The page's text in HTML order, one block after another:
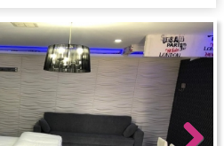
חדרים לפי שעה בנגב
חדרים לפי שעה בגליל עליון